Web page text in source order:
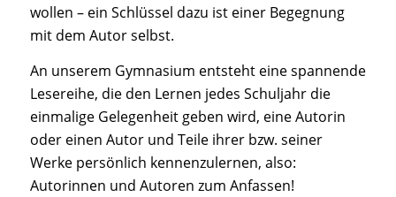
wollen – ein Schlüssel dazu ist einer Begegnung
mit dem Autor selbst.
An unserem Gymnasium entsteht eine spannende
Lesereihe, die den Lernen jedes Schuljahr die
einmalige Gelegenheit geben wird, eine Autorin
oder einen Autor und Teile ihrer bzw. seiner
Werke persönlich kennenzulernen, also:
Autorinnen und Autoren zum Anfassen!